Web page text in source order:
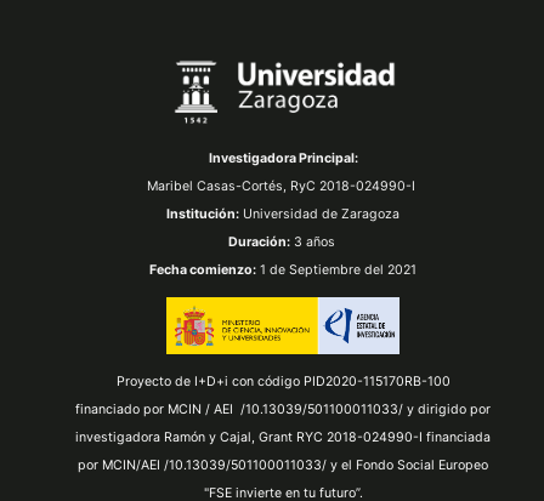
Investigadora Principal:
Maribel Casas-Cortés, RyC 2018-024990-I
Institución: Universidad de Zaragoza
Duración:3 años
Fecha comienzo: 1 de Septiembre del 2021
Proyecto de I+D+i con código PID2020-115170RB-100
financiado por MCIN / AEI /10.13039/501100011033/ y dirigido por
investigadora Ramón y Cajal, Grant RYC 2018-024990-I financiada
por MCIN/AEI /10.13039/501100011033/ y el Fondo Social Europeo
"FSE invierte en tu futuro”.